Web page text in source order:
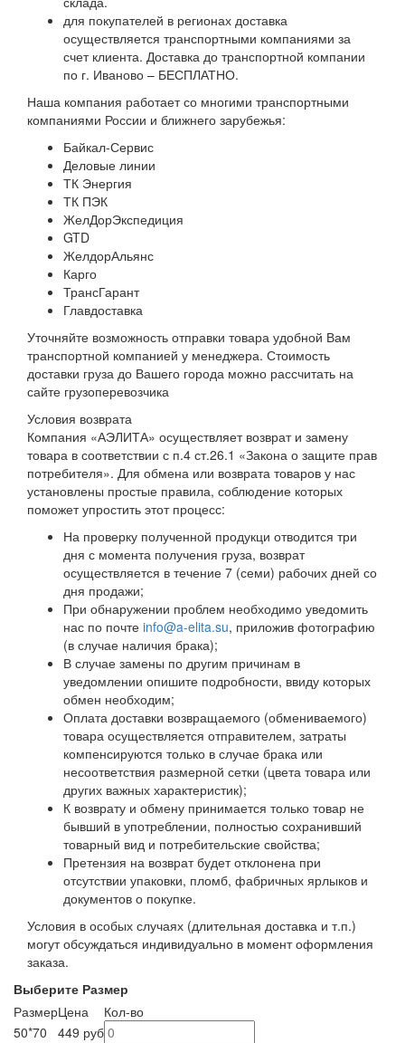
для покупателей в регионах доставка
осуществляется транспортными компаниями за
счет клиента. Доставка до транспортной компании
по г. Иваново – БЕСПЛАТНО.
Наша компания работает со многими транспортными
компаниями России и ближнего зарубежья:
Байкал-Сервис
Деловые линии
ТК Энергия
ТК ПЭК
ЖелДорЭкспедиция
GTD
ЖелдорАльянс
Карго
ТрансГарант
Главдоставка
Уточняйте возможность отправки товара удобной Вам
транспортной компанией у менеджера. Стоимость
доставки груза до Вашего города можно рассчитать на
сайте грузоперевозчика
Условия возврата
Компания «АЭЛИТА» осуществляет возврат и замену
товара в соответствии с п.4 ст.26.1 «Закона о защите прав
потребителя». Для обмена или возврата товаров у нас
установлены простые правила, соблюдение которых
поможет упростить этот процесс:
На проверку полученной продукци отводится три
дня с момента получения груза, возврат
осуществляется в течение 7 (семи) рабочих дней со
дня продажи;
При обнаружении проблем необходимо уведомить
нас по почте info@a-elita.su, приложив фотографию
(в случае наличия брака);
В случае замены по другим причинам в
уведомлении опишите подробности, ввиду которых
обмен необходим;
Оплата доставки возвращаемого (обмениваемого)
товара осуществляется отправителем, затраты
компенсируются только в случае брака или
несоответствия размерной сетки (цвета товара или
других важных характеристик);
К возврату и обмену принимается только товар не
бывший в употреблении, полностью сохранивший
товарный вид и потребительские свойства;
Претензия на возврат будет отклонена при
отсутствии упаковки, пломб, фабричных ярлыков и
документов о покупке.
Условия в особых случаях (длительная доставка и т.п.)
могут обсуждаться индивидуально в момент оформления
заказа.
Выберите Размер
РазмерЦена
Кол-во
50*70
449 руб